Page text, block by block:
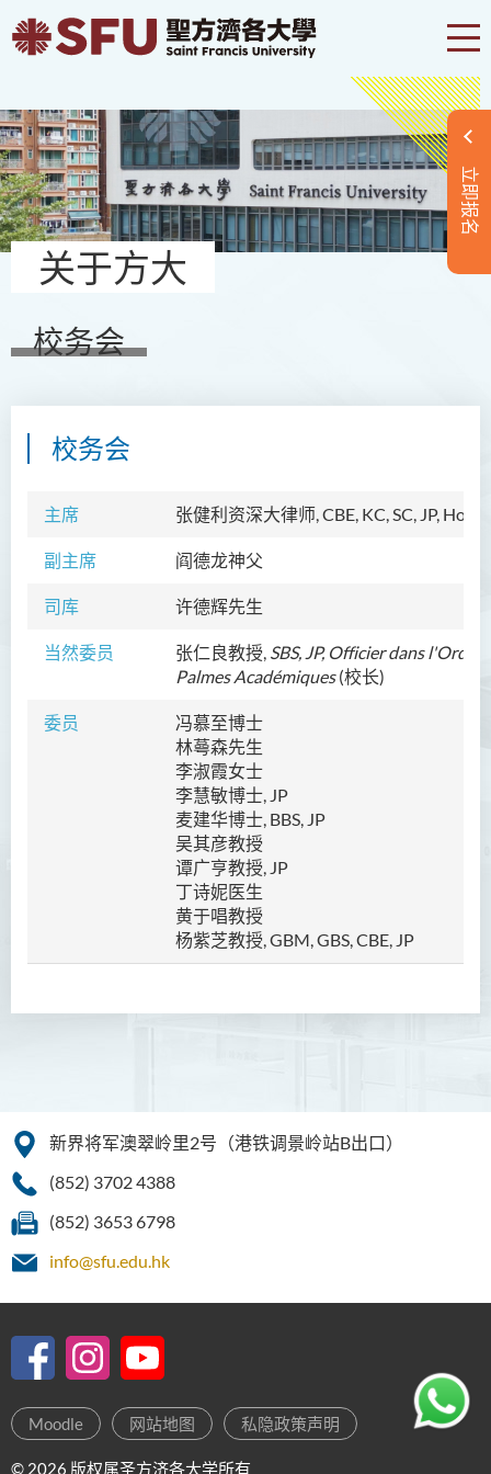
立即报名
关于方大
校务会
校务会
主席 张健利资深大律师, CBE, KC, SC, JP, Hon.
副主席 阎德龙神父
司库 许德辉先生
当然委员 张仁良教授, SBS, JP, Officier dans l'Ordre
Palmes Académiques(校长)
委员
冯慕至博士
林蕚森先生
李淑霞女士
李慧敏博士, JP
麦建华博士, BBS, JP
吴其彦教授
谭广亨教授, JP
丁诗妮医生
黄于唱教授
杨紫芝教授, GBM, GBS, CBE, JP
新界将军澳翠岭里2号（港铁调景岭站B出口）
(852) 3702 4388
(852) 3653 6798
info@sfu.edu.hk
Moodle 网站地图 私隐政策声明
© 2026 版权属圣方济各大学所有